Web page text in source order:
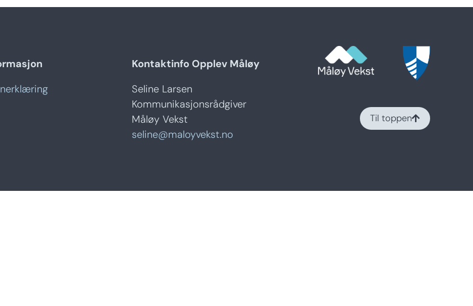
Kontaktinfo Opplev Måløy
Seline Larsen
Kommunikasjonsrådgiver
Måløy Vekst
seline@maloyvekst.no
Til toppen